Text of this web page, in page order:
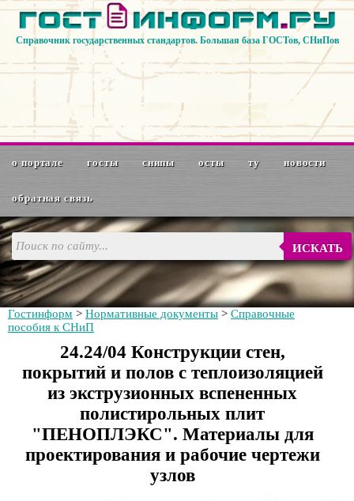
Справочник государственных стандартов. Большая база ГОСТов, СНиПов
о портале госты снипы осты ту новости
обратная связь
ИСКАТЬ
Гостинформ > Нормативные документы > Справочные
пособия к СНиП
24.24/04 Конструкции стен,
покрытий и полов с теплоизоляцией
из экструзионных вспененных
полистирольных плит
"ПЕНОПЛЭКС". Материалы для
проектирования и рабочие чертежи
узлов